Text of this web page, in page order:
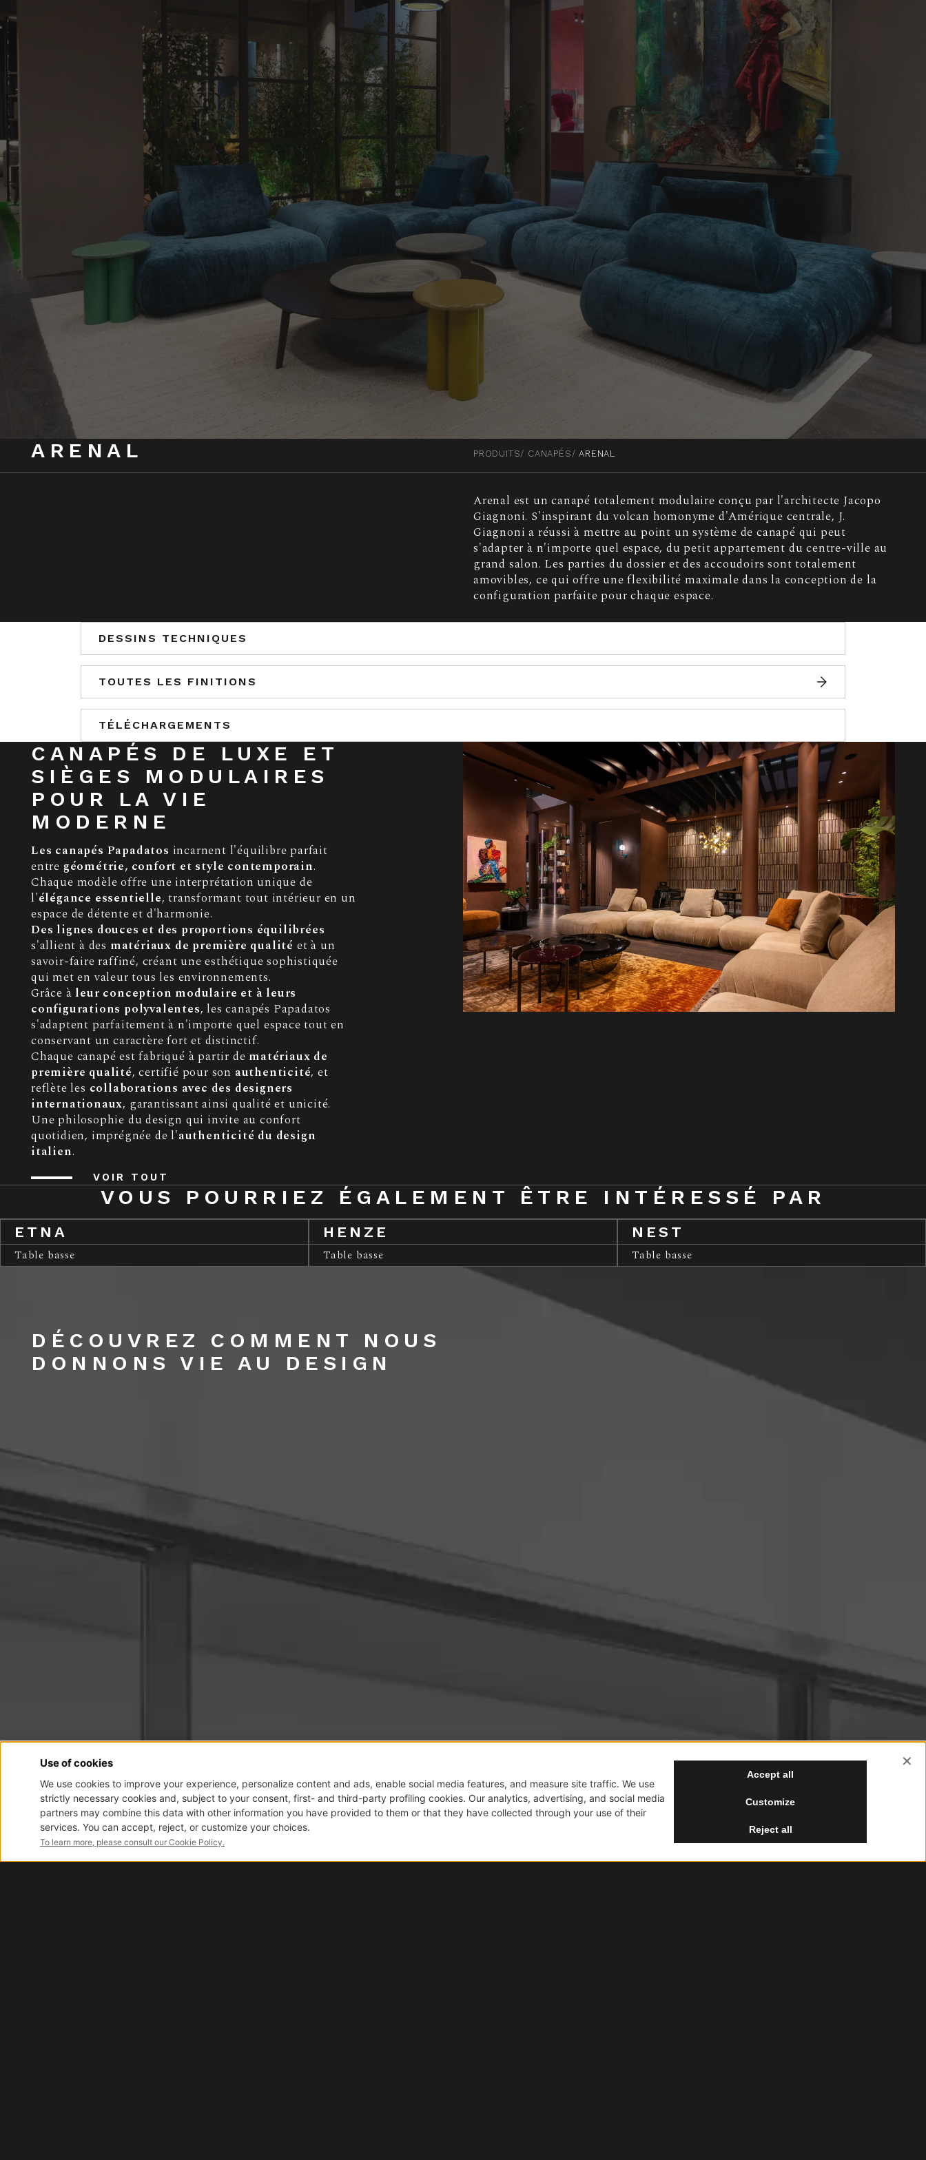
PRODUITS CANAPÉS ARENAL
ARENAL
Arenal est un canapé totalement modulaire conçu par l'architecte Jacopo
Giagnoni. S'inspirant du volcan homonyme d'Amérique centrale, J.
Giagnoni a réussi à mettre au point un système de canapé qui peut
s'adapter à n'importe quel espace, du petit appartement du centre-ville au
grand salon. Les parties du dossier et des accoudoirs sont totalement
amovibles, ce qui offre une flexibilité maximale dans la conception de la
configuration parfaite pour chaque espace.
DESSINS TECHNIQUES
TOUTES LES FINITIONS
TÉLÉCHARGEMENTS
CANAPÉS DE LUXE ET
SIÈGES MODULAIRES
POUR LA VIE
MODERNE
Les canapés Papadatos incarnent l'équilibre parfait
entre géométrie, confort et style contemporain.
Chaque modèle offre une interprétation unique de
l'élégance essentielle, transformant tout intérieur en un
espace de détente et d'harmonie.
Des lignes douces et des proportions équilibrées
s'allient à des matériaux de première qualité et à un
savoir-faire raffiné, créant une esthétique sophistiquée
qui met en valeur tous les environnements.
Grâce à leur conception modulaire et à leurs
configurations polyvalentes, les canapés Papadatos
s'adaptent parfaitement à n'importe quel espace tout en
conservant un caractère fort et distinctif.
Chaque canapé est fabriqué à partir de matériaux de
première qualité, certifié pour son authenticité, et
reflète les collaborations avec des designers
internationaux, garantissant ainsi qualité et unicité.
Une philosophie du design qui invite au confort
quotidien, imprégnée de l'authenticité du design
italien.
VOIR TOUT
VOUS POURRIEZ ÉGALEMENT ÊTRE INTÉRESSÉ PAR
ETNA
Table basse
HENZE
Table basse
NEST
Table basse
DÉCOUVREZ COMMENT NOUS
DONNONS VIE AU DESIGN